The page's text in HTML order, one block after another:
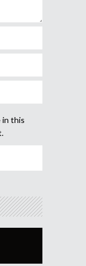
in this